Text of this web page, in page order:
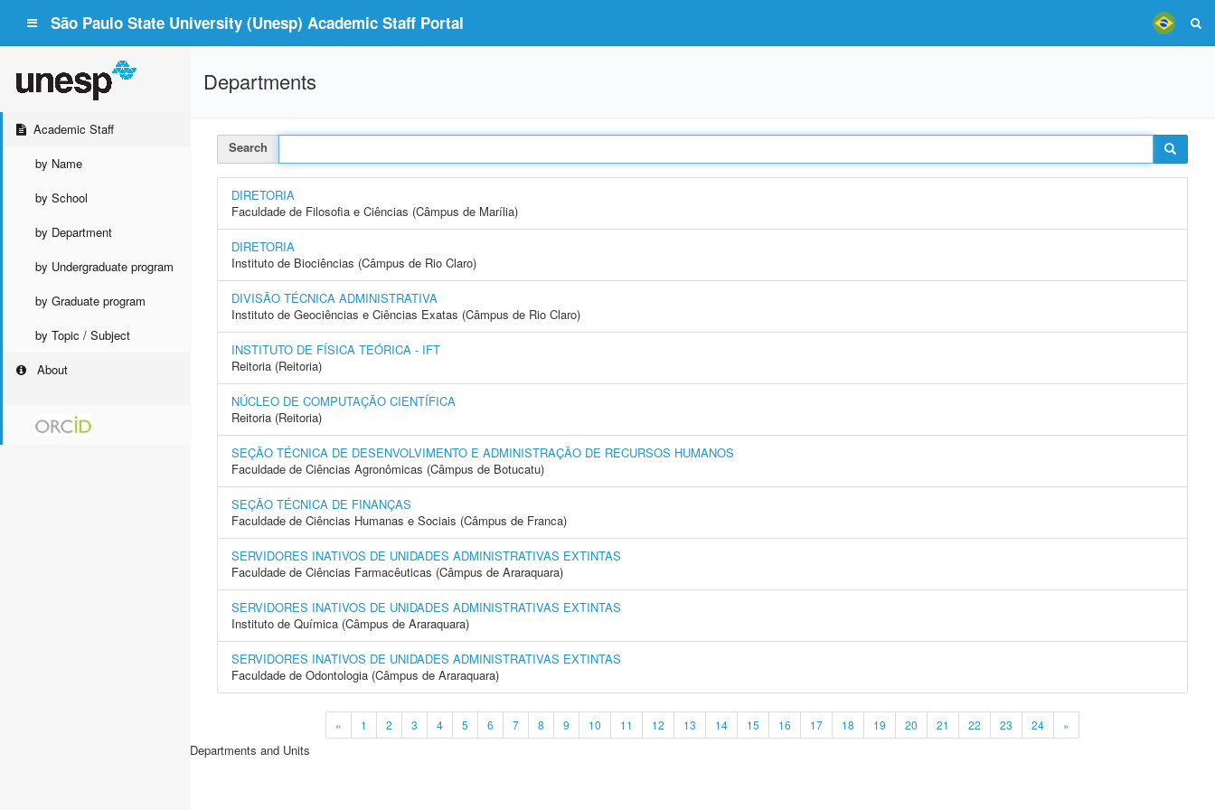
São Paulo State University (Unesp) Academic Staff Portal
Academic Staff
by Name
by School
by Department
by Undergraduate program
by Graduate program
by Topic / Subject
About
Departments
Search
DIRETORIA
Faculdade de Filosofia e Ciências (Câmpus de Marília)
DIRETORIA
Instituto de Biociências (Câmpus de Rio Claro)
DIVISÃO TÉCNICA ADMINISTRATIVA
Instituto de Geociências e Ciências Exatas (Câmpus de Rio Claro)
INSTITUTO DE FÍSICA TEÓRICA - IFT
Reitoria (Reitoria)
NÚCLEO DE COMPUTAÇÃO CIENTÍFICA
Reitoria (Reitoria)
SEÇÃO TÉCNICA DE DESENVOLVIMENTO E ADMINISTRAÇÃO DE RECURSOS HUMANOS
Faculdade de Ciências Agronômicas (Câmpus de Botucatu)
SEÇÃO TÉCNICA DE FINANÇAS
Faculdade de Ciências Humanas e Sociais (Câmpus de Franca)
SERVIDORES INATIVOS DE UNIDADES ADMINISTRATIVAS EXTINTAS
Faculdade de Ciências Farmacêuticas (Câmpus de Araraquara)
SERVIDORES INATIVOS DE UNIDADES ADMINISTRATIVAS EXTINTAS
Instituto de Química (Câmpus de Araraquara)
SERVIDORES INATIVOS DE UNIDADES ADMINISTRATIVAS EXTINTAS
Faculdade de Odontologia (Câmpus de Araraquara)
« 1 2 3 4 5 6 7 8 9 10 11 12 13 14 15 16 17 18 19 20 21 22 23 24 »
Departments and Units